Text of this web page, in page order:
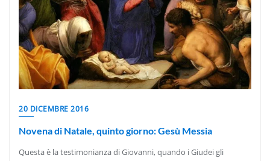
20 DICEMBRE 2016
Novena di Natale, quinto giorno: Gesù Messia
Questa è la testimonianza di Giovanni, quando i Giudei gli